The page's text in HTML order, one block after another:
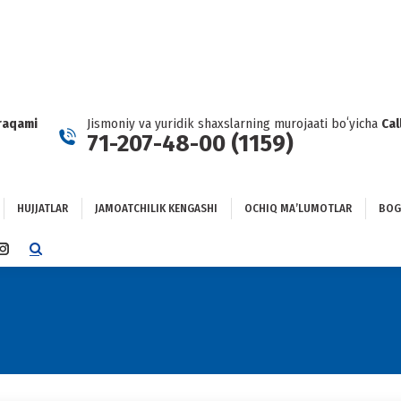
Jismoniy va yuridik shaxslarning murojaati boʻyicha
71-207-48-00 (1159)
HUJJATLAR JAMOATCHILIK KENGASHI OCHIQ MAʼLUMOTLAR
INSTAGRAM